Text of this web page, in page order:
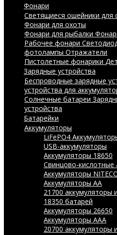
Фонари
Светящиеся ошейники для
Фонари для охоты
Фонари для рыбалки
Рабочее фонари
фотолампы Отражатели
Пистолетные фонарики
Зарядные устройства
Беспроводные зарядные
устройства для
Солнечные батареи
устройства
Батарейки
Аккумуляторы
LiFePO4
USB-аккумуляторы
Аккумуляторы 18650
Свинцово-кислотные
Аккумуляторы
Аккумуляторы АА
21700 аккумуляторы
18350 батарей
Аккумуляторы 26650
Аккумуляторы ААА
20700 аккумуляторы